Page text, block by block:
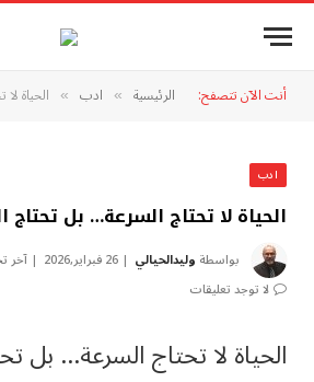
أنت الآن تتصفح: الرئيسية » ادب » الحياة لا
ادب
الحياة لا تحتاج السرعة… بل تحتاج
بواسطة وليدالحيالي 26 فبراير,2026 آخر
لا توجد تعليقات
الحياة لا تحتاج السرعة… بل